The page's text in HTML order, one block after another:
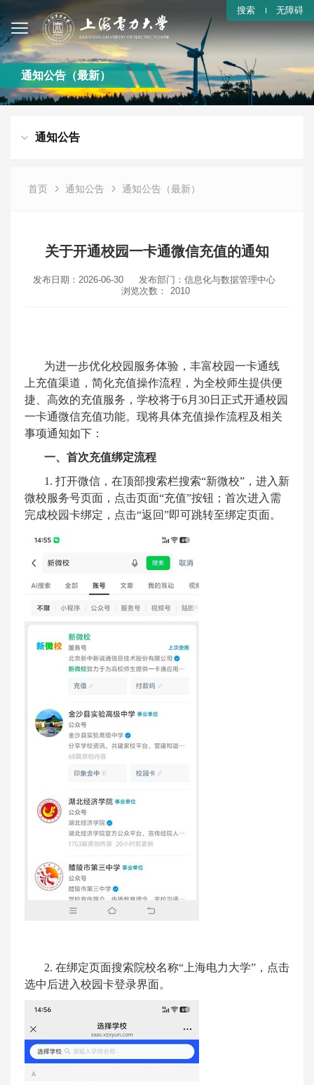
无障碍
搜索
通知公告（最新）
通知公告
首页 通知公告 通知公告（最新）
关于开通校园一卡通微信充值的通知
发布日期：2026-06-30
发布部门：信息化与数据管理中心
浏览次数：
2010
为进一步优化校园服务体验，丰富校园一卡通线
上充值渠道，简化充值操作流程，为全校师生提供便
捷、高效的充值服务，学校将于6月 30日正式开通校园
一卡通微信充值功能。现将具体充值操作流程及相关
事项通知如下：
一、首次充值绑定流程
1. 打开微信，在顶部搜索栏搜索“新微校” ，进入新
微校服务号页面，点击页面“充值”按钮；首次进入需
完成校园卡绑定，点击“返回”即可跳转至绑定页面。
2. 在绑定页面搜索院校名称“ 上海电力大学” ，点击
选中后进入校园卡登录界面。